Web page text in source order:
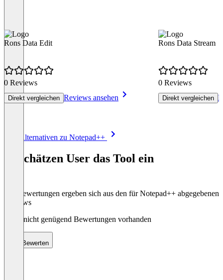
Rons Data Edit
0 Reviews
Direkt vergleichen Reviews ansehen
Rons Data Stream
0 Reviews
Direkt vergleichen
Alle Alternativen zu Notepad++
So schätzen User das Tool ein
Die Bewertungen ergeben sich aus den für Notepad++ abgegebenen
Reviews
Noch nicht genügend Bewertungen vorhanden
Bewerten